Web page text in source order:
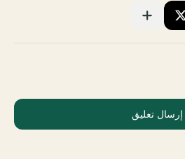
إرسال تعليق